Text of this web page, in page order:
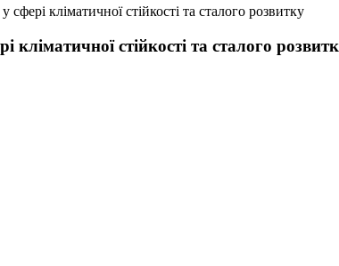
кліматичної стійкості та сталого розвитку
стійкості та сталого